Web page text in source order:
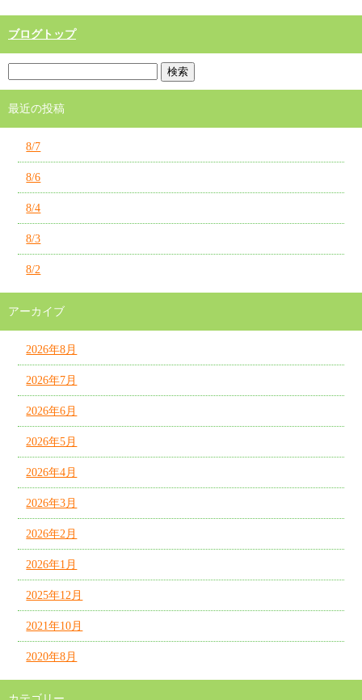
ブログトップ
最近の投稿
8/7
8/6
8/4
8/3
8/2
アーカイブ
2026年8月
2026年7月
2026年6月
2026年5月
2026年4月
2026年3月
2026年2月
2026年1月
2025年12月
2021年10月
2020年8月